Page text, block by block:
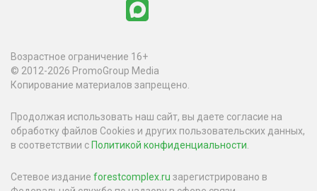
Возрастное ограничение 16+
© 2012-2026 PromoGroup Media
Копирование материалов запрещено.
Продолжая использовать наш сайт, вы даете согласие на
обработку файлов Cookies и других пользовательских данных,
в соответствии сПолитикой конфиденциальности
Сетевое издание forestcomplex.ru зарегистрировано в